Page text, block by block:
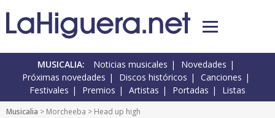
MUSICALIA: Noticias musicales
Novedades
Próximas novedades
Discos históricos
Canciones
Festivales
Premios Artistas Portadas Listas
Musicalia > Morcheeba > Head up high